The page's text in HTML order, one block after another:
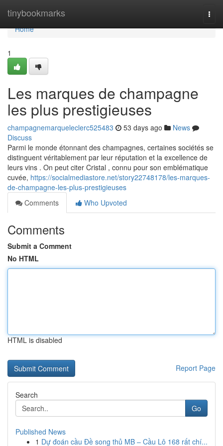
tinybookmarks
Home
Home
1
Les marques de champagne
les plus prestigieuses
champagnemarqueleclerc525483 53 days ago
News
Discuss
Parmi le monde étonnant des champagnes, certaines sociétés se
distinguent véritablement par leur réputation et la excellence de
leurs vins . On peut citer Cristal , connu pour son emblématique
cuvée, https://socialmediastore.net/story22748178/les-marques-
de-champagne-les-plus-prestigieuses
Comments
Who Upvoted
Comments
Submit a Comment
No HTML
HTML is disabled
Report Page
Search
Go
Published News
1 Dự đoán cầu Đề song thủ MB – Cầu Lô 168 rất chí...